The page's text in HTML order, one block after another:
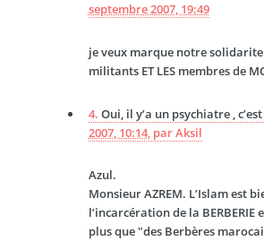
septembre 2007, 19:49
je veux marque notre
militants ET LES membres de
4. Oui, il y’a un psychiatre , c’est
2007, 10:14, parAksil
Azul.
Monsieur AZREM. L’Islam est
l’incarcération de la BERBERIE
plus que "des Berbères